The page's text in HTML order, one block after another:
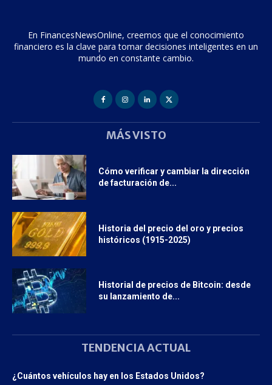
En FinancesNewsOnline, creemos que el conocimiento
financiero es la clave para tomar decisiones inteligentes en un
mundo en constante cambio.
MÁS VISTO
Cómo verificar y cambiar la dirección
de facturación de...
Historia del precio del oro y precios
históricos (1915-2025)
Historial de precios de Bitcoin: desde
su lanzamiento de...
TENDENCIA ACTUAL
¿Cuántos vehículos hay en los Estados Unidos?